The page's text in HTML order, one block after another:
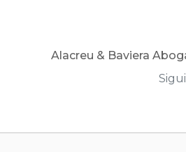
Alacreu & Baviera